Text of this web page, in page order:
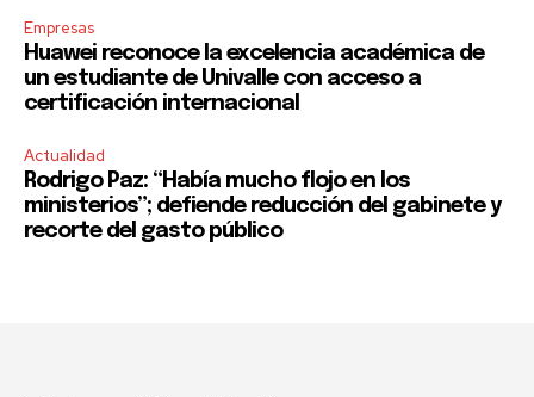
Empresas
Huawei reconoce la excelencia académica de
un estudiante de Univalle con acceso a
certificación internacional
Actualidad
Rodrigo Paz: “Había mucho flojo en los
ministerios”; defiende reducción del gabinete y
recorte del gasto público